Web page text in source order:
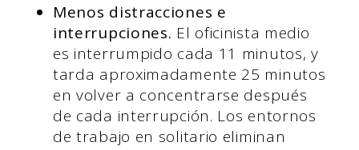
Menos distracciones e
interrupciones. El oficinista medio
es interrumpido cada 11 minutos, y
tarda aproximadamente 25 minutos
en volver a concentrarse después
de cada interrupción. Los entornos
de trabajo en solitario eliminan